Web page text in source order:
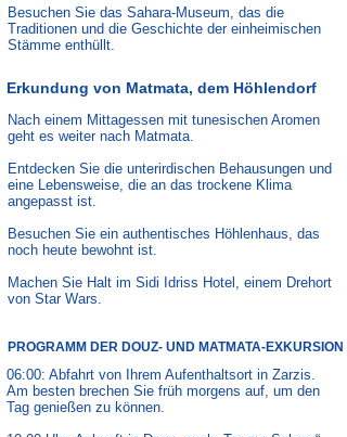
Besuchen Sie das Sahara-Museum, das die
Traditionen und die Geschichte der einheimischen
Stämme enthüllt.
Erkundung von Matmata, dem Höhlendorf
Nach einem Mittagessen mit tunesischen Aromen
geht es weiter nach Matmata.
Entdecken Sie die unterirdischen Behausungen und
eine Lebensweise, die an das trockene Klima
angepasst ist.
Besuchen Sie ein authentisches Höhlenhaus, das
noch heute bewohnt ist.
Machen Sie Halt im Sidi Idriss Hotel, einem Drehort
von Star Wars.
PROGRAMM DER DOUZ- UND MATMATA-EXKURSION
06:00: Abfahrt von Ihrem Aufenthaltsort in Zarzis.
Am besten brechen Sie früh morgens auf, um den
Tag genießen zu können.